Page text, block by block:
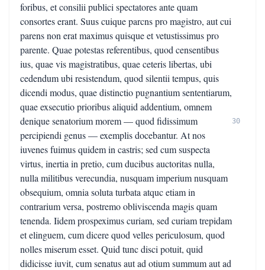
foribus, et consilii publici spectatores ante quam
consortes erant. Suus cuique parcns pro magistro, aut cui
parens non erat maximus quisque et vetustissimus pro
parente. Quae potestas referentibus, quod censentibus
ius, quae vis magistratibus, quae ceteris libertas, ubi
cedendum ubi resistendum, quod silentii tempus, quis
dicendi modus, quae distinctio pugnantium sententiarum,
quae exsecutio prioribus aliquid addentium, omnem
denique senatorium morem — quod fidissimum
percipiendi genus — exemplis docebantur. At nos
iuvenes fuimus quidem in castris; sed cum suspecta
virtus, inertia in pretio, cum ducibus auctoritas nulla,
nulla militibus verecundia, nusquam imperium nusquam
obsequium, omnia soluta turbata atquc etiam in
contrarium versa, postremo obliviscenda magis quam
tenenda. Iidem prospeximus curiam, sed curiam trepidam
et elinguem, cum dicere quod velles periculosum, quod
nolles miserum esset. Quid tunc disci potuit, quid
didicisse iuvit, cum senatus aut ad otium summum aut ad
30